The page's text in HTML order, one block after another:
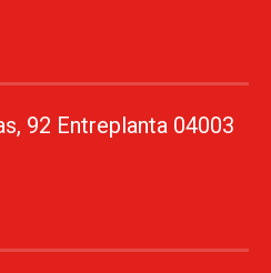
92 Entreplanta 04003